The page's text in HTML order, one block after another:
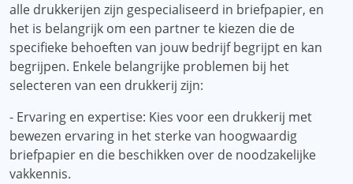
alle drukkerijen zijn gespecialiseerd in briefpapier, en
het is belangrijk om een ​​partner te kiezen die de
specifieke behoeften van jouw bedrijf begrijpt en kan
begrijpen. Enkele belangrijke problemen bij het
selecteren van een drukkerij zijn:
- Ervaring en expertise: Kies voor een drukkerij met
bewezen ervaring in het sterke van hoogwaardig
briefpapier en die beschikken over de noodzakelijke
vakkennis.